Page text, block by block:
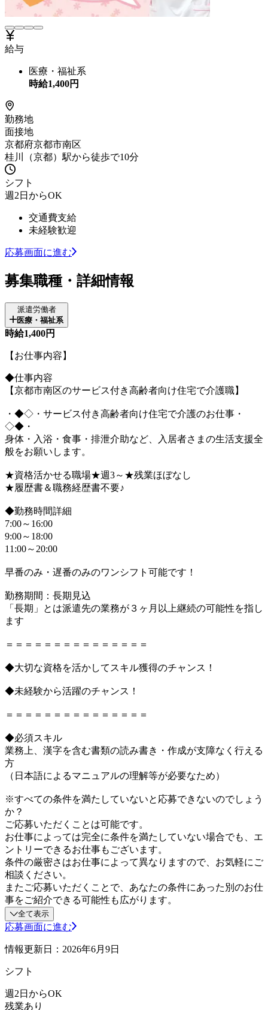
給与
医療・福祉系
時給1,400円
勤務地
面接地
京都府京都市南区
桂川（京都）駅から徒歩で10分
シフト
週2日からOK
交通費支給
未経験歓迎
応募画面に進む
募集職種・詳細情報
派遣労働者
医療・福祉系
時給1,400円
【お仕事内容】
◆仕事内容
【京都市南区のサービス付き高齢者向け住宅で介護職】
・◆◇・サービス付き高齢者向け住宅で介護のお仕事・
◇◆・
身体・入浴・食事・排泄介助など、入居者さまの生活支援全
般をお願いします。
★資格活かせる職場★週3～★残業ほぼなし
★履歴書＆職務経歴書不要♪
◆勤務時間詳細
7:00～16:00
9:00～18:00
11:00～20:00
早番のみ・遅番のみのワンシフト可能です！
勤務期間：長期見込
「長期」とは派遣先の業務が３ヶ月以上継続の可能性を指し
ます
＝＝＝＝＝＝＝＝＝＝＝＝＝＝＝
◆大切な資格を活かしてスキル獲得のチャンス！
◆未経験から活躍のチャンス！
＝＝＝＝＝＝＝＝＝＝＝＝＝＝＝
◆必須スキル
業務上、漢字を含む書類の読み書き・作成が支障なく行える
方
（日本語によるマニュアルの理解等が必要なため）
※すべての条件を満たしていないと応募できないのでしょう
か？
ご応募いただくことは可能です。
お仕事によっては完全に条件を満たしていない場合でも、エ
ントリーできるお仕事もございます。
条件の厳密さはお仕事によって異なりますので、お気軽にご
相談ください。
またご応募いただくことで、あなたの条件にあった別のお仕
事をご紹介できる可能性も広がります。
全て表示
応募画面に進む
情報更新日：2026年6月9日
シフト
週2日からOK
残業あり